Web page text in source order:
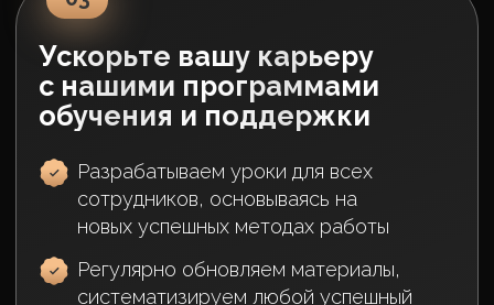
мероприятия, включая
крупные тусовки каждые 2